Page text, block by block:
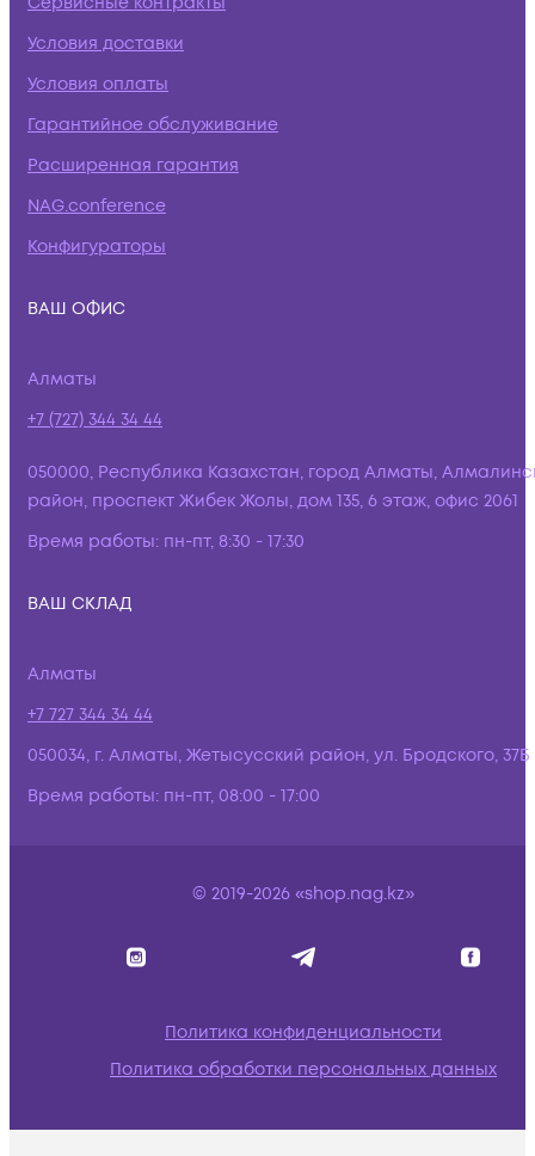
Условия доставки
Условия оплаты
Гарантийное обслуживание
Расширенная гарантия
NAG.conference
Конфигураторы
ВАШ ОФИС
Алматы
+7 (727) 344 34 44
050000, Республика Казахстан, город Алматы,
район, проспект Жибек Жолы, дом 135, 6 этаж, офис 2061
Время работы: пн-пт, 8:30 - 17:30
ВАШ СКЛАД
Алматы
+7 727 344 34 44
050034, г. Алматы, Жетысусский район, ул. Бродского, 37Б
Время работы: пн-пт, 08:00 - 17:00
© 2019-2026 «shop.nag.kz»
Политика конфиденциальности
Политика обработки персональных данных